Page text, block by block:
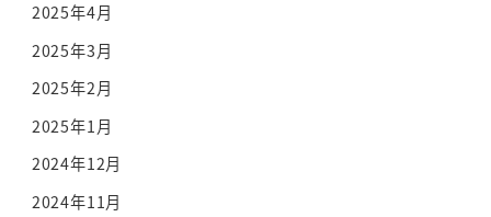
2025年4月
2025年3月
2025年2月
2025年1月
2024年12月
2024年11月